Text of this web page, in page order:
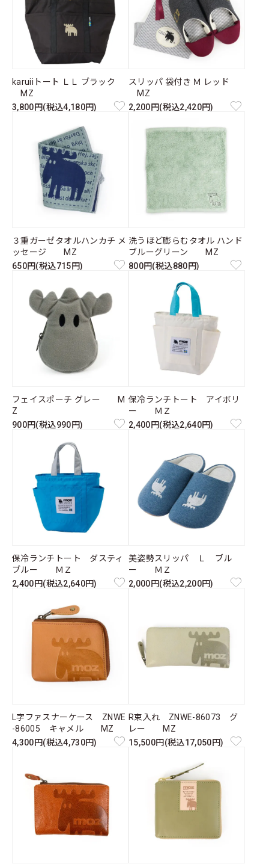
karuiiトート ＬＬ ブラック
MZ
3,800円(税込4,180円)
スリッパ 袋付き Ｍ レッド
MZ
2,200円(税込2,420円)
３重ガーゼタオルハンカチ メ
ッセージ MZ
650円(税込715円)
洗うほど膨らむタオル ハンド
ブルーグリーン MZ
800円(税込880円)
フェイスポーチ グレー M
Z
900円(税込990円)
保冷ランチトート アイボリ
ー ＭＺ
2,400円(税込2,640円)
保冷ランチトート ダスティ
ブルー ＭＺ
2,400円(税込2,640円)
美姿勢スリッパ Ｌ ブル
ー ＭＺ
2,000円(税込2,200円)
L字ファスナーケース ZNWE
-86005 キャメル MZ
4,300円(税込4,730円)
R束入れ ZNWE-86073 グ
レー MZ
15,500円(税込17,050円)